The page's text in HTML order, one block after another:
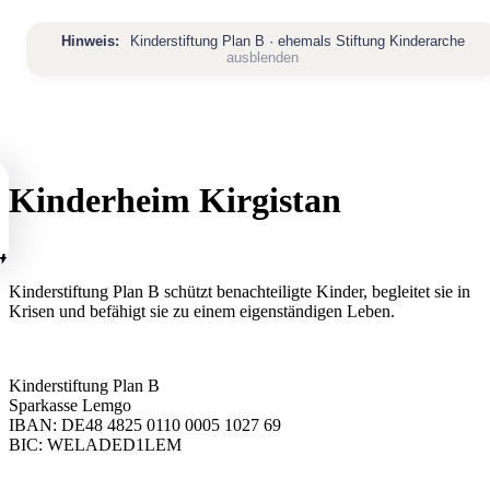
Hinweis:
Kinderstiftung Plan B · ehemals Stiftung Kinderarche
ausblenden
Kinderheim Kirgistan
Kinderstiftung Plan B schützt benachteiligte Kinder, begleitet sie in
Krisen und befähigt sie zu einem eigenständigen Leben.
Kinderstiftung Plan B
Sparkasse Lemgo
IBAN: DE48 4825 0110 0005 1027 69
BIC: WELADED1LEM